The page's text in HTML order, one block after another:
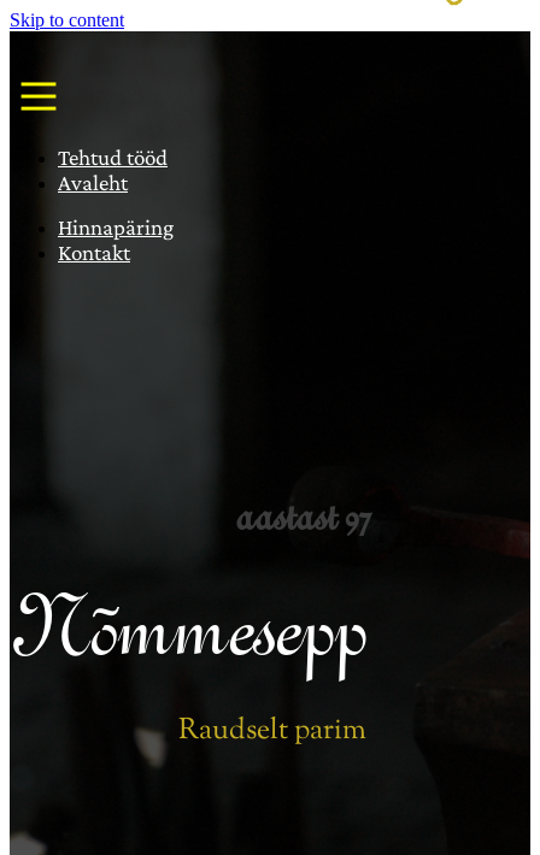
Skip to content
Tehtud tööd
Avaleht
Hinnapäring
Kontakt
aastast 97
Nõmmesepp
Raudselt parim